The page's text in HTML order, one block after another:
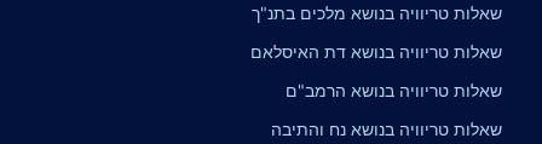
שאלות טריוויה בנושא מלכים בתנ"ך
שאלות טריוויה בנושא דת האיסלאם
שאלות טריוויה בנושא הרמב"ם
שאלות טריוויה בנושא נח והתיבה